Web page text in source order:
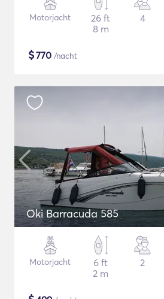
Motorjacht
26 ft
8 m
4
$770 /nacht
Oki Barracuda 585
Motorjacht
6 ft
2 m
2